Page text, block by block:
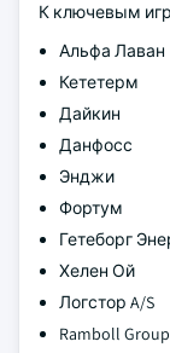
К ключевым
Альфа Лаван
Кететерм
Дайкин
Данфосс
Энджи
Фортум
Гетеборг
Хелен Ой
Логстор A/S
Ramboll